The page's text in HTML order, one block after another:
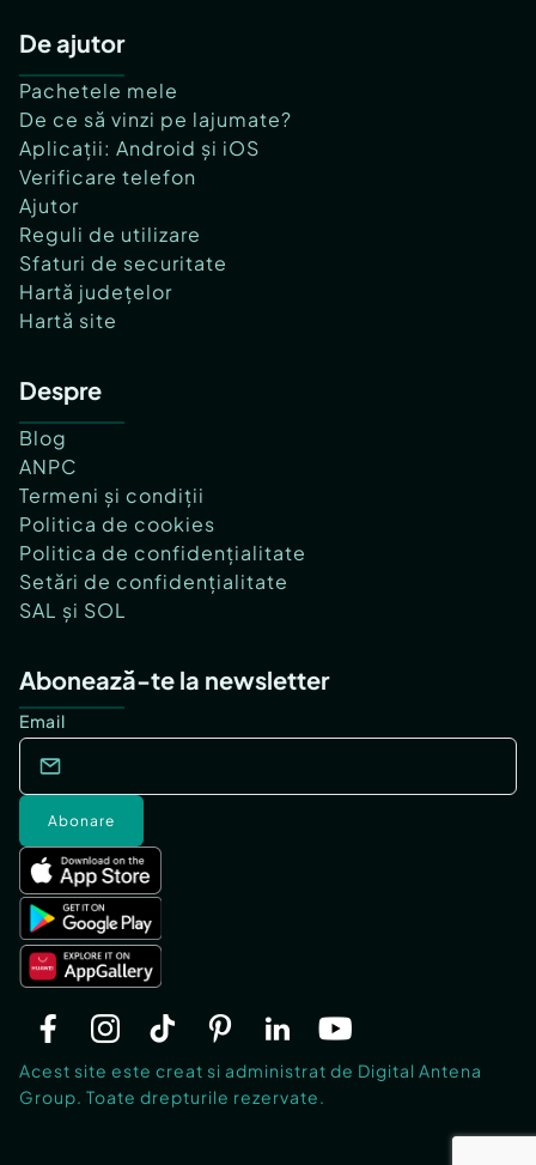
De ajutor
Pachetele mele
De ce să vinzi pe lajumate?
Aplicații: Android și iOS
Verificare telefon
Ajutor
Reguli de utilizare
Sfaturi de securitate
Hartă județelor
Hartă site
Despre
Blog
ANPC
Termeni și condiții
Politica de cookies
Politica de confidențialitate
Setări de confidențialitate
SAL și SOL
Abonează-te la newsletter
Email
Abonare
Acest site este creat si administrat de Digital Antena
Group. Toate drepturile rezervate.